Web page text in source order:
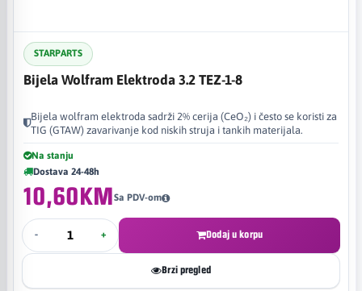
STARPARTS
Bijela Wolfram Elektroda 3.2 TEZ-1-8
Bijela wolfram elektroda sadrži 2% cerija (CeO₂) i često se koristi za
TIG (GTAW) zavarivanje kod niskih struja i tankih materijala.
Na stanju
Dostava 24-48h
10,60KMSa PDV-om
- + Dodaj u korpu
Brzi pregled